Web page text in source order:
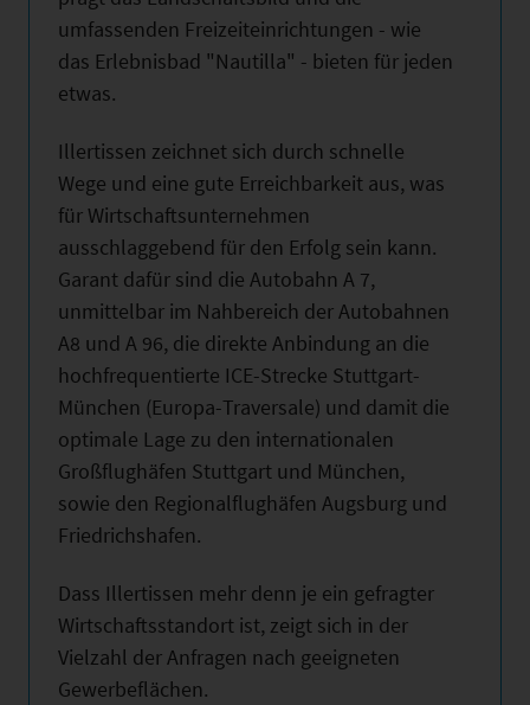
umfassenden Freizeiteinrichtungen - wie
das Erlebnisbad "Nautilla" - bieten für jeden
etwas.
Illertissen zeichnet sich durch schnelle
Wege und eine gute Erreichbarkeit aus, was
für Wirtschaftsunternehmen
ausschlaggebend für den Erfolg sein kann.
Garant dafür sind die Autobahn A 7,
unmittelbar im Nahbereich der Autobahnen
A8 und A 96, die direkte Anbindung an die
hochfrequentierte ICE-Strecke Stuttgart-
München (Europa-Traversale) und damit die
optimale Lage zu den internationalen
Großflughäfen Stuttgart und München,
sowie den Regionalflughäfen Augsburg und
Friedrichshafen.
Dass Illertissen mehr denn je ein gefragter
Wirtschaftsstandort ist, zeigt sich in der
Vielzahl der Anfragen nach geeigneten
Gewerbeflächen.